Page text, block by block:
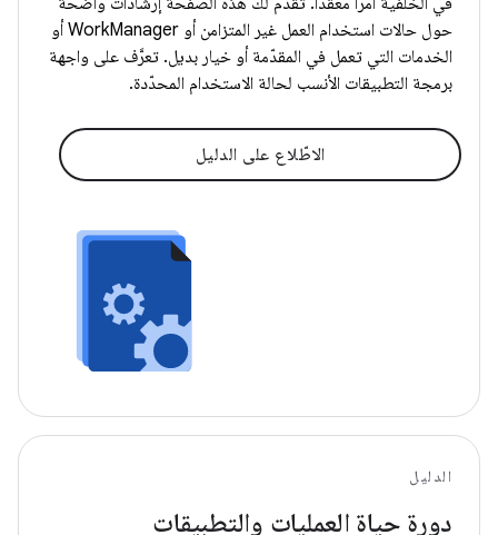
حول حالات استخدام العمل غير المتزامن أو WorkManager أو
الخدمات التي تعمل في المقدّمة أو خيار بديل. تعرَّف على واجهة
برمجة التطبيقات الأنسب لحالة الاستخدام المحدّدة.
الاطّلاع على الدليل
الدليل
دورة حياة العمليات والتطبيقات